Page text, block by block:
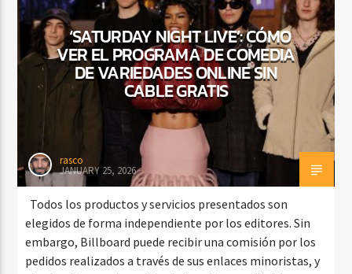
CURRENT SHOW
BALADAS Y VALLENATO
2:00 PM 5:00 PM
‘SATURDAY NIGHT LIVE’: CÓMO
VER EL PROGRAMA DE COMEDIA
DE VARIEDADES ONLINE SIN
CABLE GRATIS
rasco
JANUARY 25, 2026
Todos los productos y servicios presentados son
elegidos de forma independiente por los editores. Sin
embargo, Billboard puede recibir una comisión por los
pedidos realizados a través de sus enlaces minoristas, y